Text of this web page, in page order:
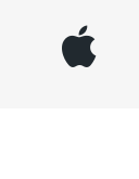
appleinc